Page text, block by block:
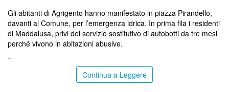
Gli abitanti di Agrigento hanno manifestato in piazza Pirandello,
davanti al Comune, per l’emergenza idrica. In prima fila i residenti
di Maddalusa, privi del servizio sostitutivo di autobotti da tre mesi
perché vivono in abitazioni abusive.
..
Continua a Leggere